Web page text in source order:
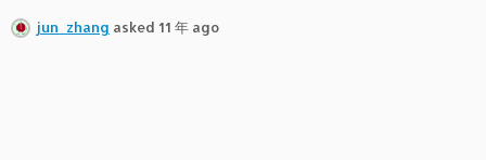
jun_zhang asked 11 年 ago